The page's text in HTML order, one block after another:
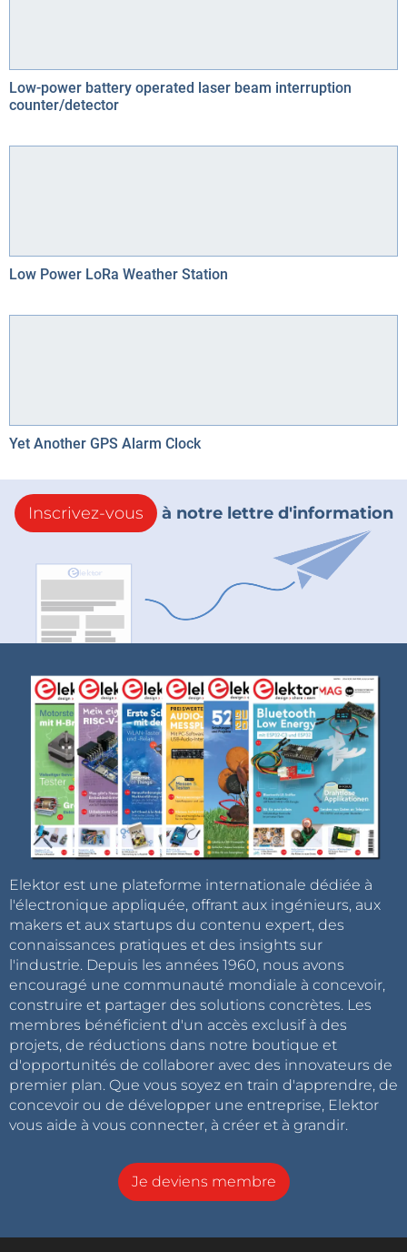
Low-power battery operated laser beam interruption
counter/detector
Low Power LoRa Weather Station
Yet Another GPS Alarm Clock
Inscrivez-vous à notre lettre d'information
Elektor est une plateforme internationale dédiée à
l'électronique appliquée, offrant aux ingénieurs, aux
makers et aux startups du contenu expert, des
connaissances pratiques et des insights sur
l'industrie. Depuis les années 1960, nous avons
encouragé une communauté mondiale à concevoir,
construire et partager des solutions concrètes. Les
membres bénéficient d'un accès exclusif à des
projets, de réductions dans notre boutique et
d'opportunités de collaborer avec des innovateurs de
premier plan. Que vous soyez en train d'apprendre, de
concevoir ou de développer une entreprise, Elektor
vous aide à vous connecter, à créer et à grandir.
Je deviens membre